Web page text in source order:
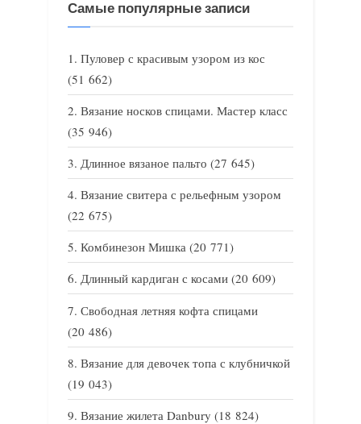
Самые популярные записи
Пуловер с красивым узором из кос
(51 662)
Вязание носков спицами. Мастер класс
(35 946)
Длинное вязаное пальто (27 645)
Вязание свитера с рельефным узором
(22 675)
Комбинезон Мишка (20 771)
Длинный кардиган с косами (20 609)
Свободная летняя кофта спицами
(20 486)
Вязание для девочек топа с клубничкой
(19 043)
Вязание жилета Danbury (18 824)